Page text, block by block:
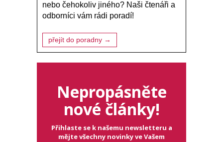
nebo čehokoliv jiného? Naši čtenáři a
odborníci vám rádi poradí!
přejít do poradny →
Nepropásněte
nové články!
Přihlaste se k našemu newsletteru a
mějte všechny novinky ve Vašem